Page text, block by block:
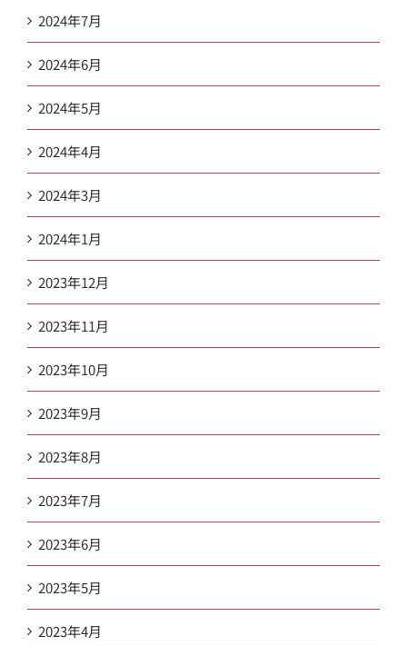
2024年7月
2024年6月
2024年5月
2024年4月
2024年3月
2024年1月
2023年12月
2023年11月
2023年10月
2023年9月
2023年8月
2023年7月
2023年6月
2023年5月
2023年4月